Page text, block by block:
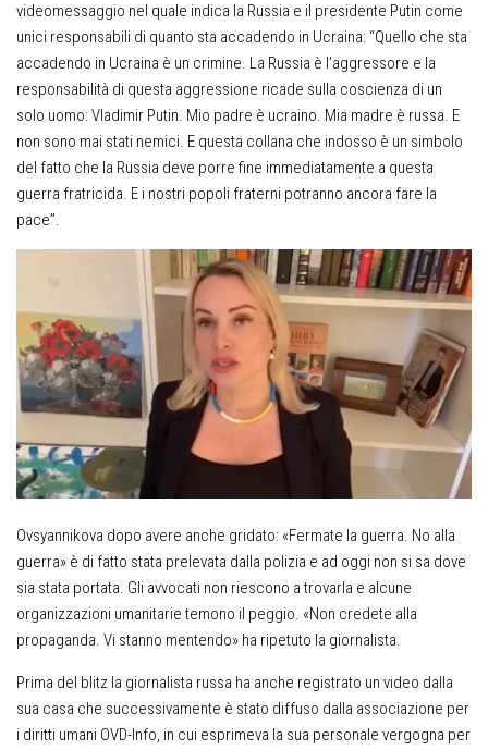
videomessaggio nel quale indica la Russia e il presidente Putin come
unici responsabili di quanto sta accadendo in Ucraina: “Quello che sta
accadendo in Ucraina è un crimine. La Russia è l’aggressore e la
responsabilità di questa aggressione ricade sulla coscienza di un
solo uomo: Vladimir Putin. Mio padre è ucraino. Mia madre è russa. E
non sono mai stati nemici. E questa collana che indosso è un simbolo
del fatto che la Russia deve porre fine immediatamente a questa
guerra fratricida. E i nostri popoli fraterni potranno ancora fare la
pace”.
Ovsyannikova dopo avere anche gridato: «Fermate la guerra. No alla
guerra» è di fatto stata prelevata dalla polizia e ad oggi non si sa dove
sia stata portata. Gli avvocati non riescono a trovarla e alcune
organizzazioni umanitarie temono il peggio. «Non credete alla
propaganda. Vi stanno mentendo» ha ripetuto la giornalista.
Prima del blitz la giornalista russa ha anche registrato un video dalla
sua casa che successivamente è stato diffuso dalla associazione per
i diritti umani OVD-Info, in cui esprimeva la sua personale vergogna per